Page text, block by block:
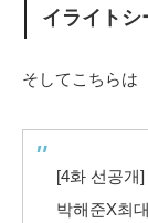
イライトシ
そしてこちら
[4화 선공개]
박해준X최